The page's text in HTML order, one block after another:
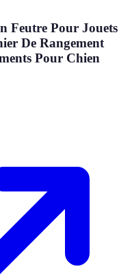
Feutre Pour Jouets
De Rangement
Pour Chien